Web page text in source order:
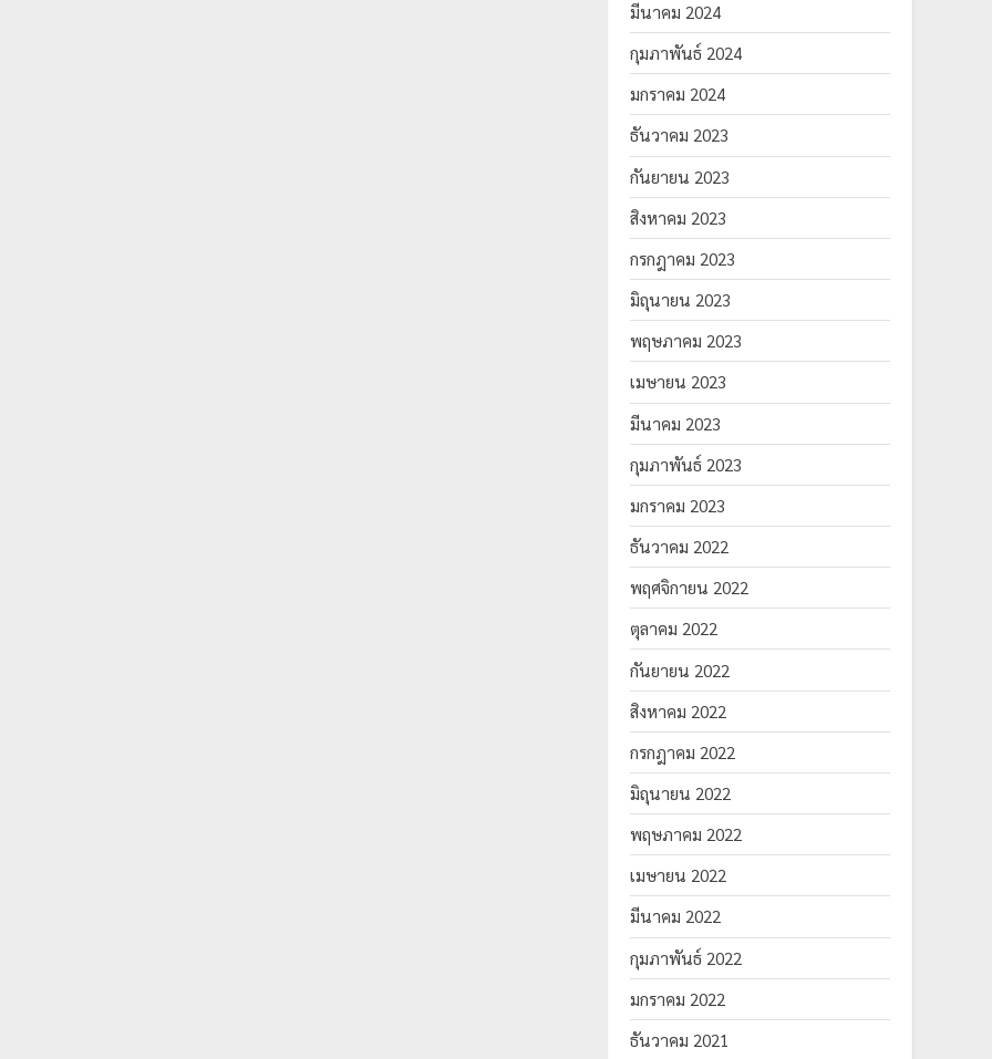
มีนาคม 2024
กุมภาพันธ์ 2024
มกราคม 2024
ธันวาคม 2023
กันยายน 2023
สิงหาคม 2023
กรกฎาคม 2023
มิถุนายน 2023
พฤษภาคม 2023
เมษายน 2023
มีนาคม 2023
กุมภาพันธ์ 2023
มกราคม 2023
ธันวาคม 2022
พฤศจิกายน 2022
ตุลาคม 2022
กันยายน 2022
สิงหาคม 2022
กรกฎาคม 2022
มิถุนายน 2022
พฤษภาคม 2022
เมษายน 2022
มีนาคม 2022
กุมภาพันธ์ 2022
มกราคม 2022
ธันวาคม 2021